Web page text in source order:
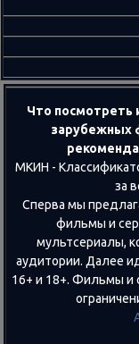
Что посмотреть
зарубежных
МКИН -
за
Сперва мы
фильмы и
мультсериалы,
аудитории. Далее
16+ и 18+. Фильмы и